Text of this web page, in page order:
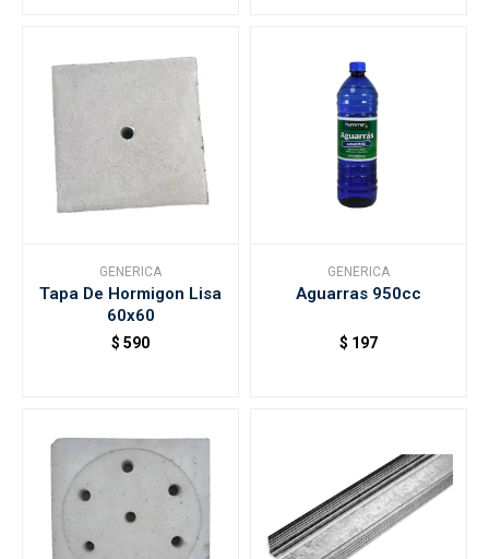
GENERICA
Tapa De Hormigon Lisa
60x60
$ 590
GENERICA
Aguarras 950cc
$ 197